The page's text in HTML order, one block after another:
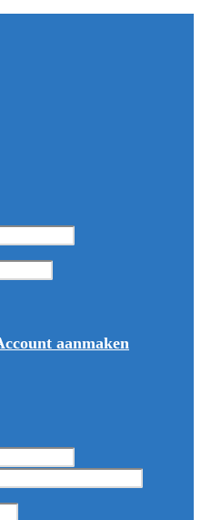
aanmaken